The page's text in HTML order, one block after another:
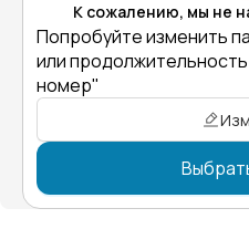
К сожалению, мы не
Попробуйте изменить
или
номер"